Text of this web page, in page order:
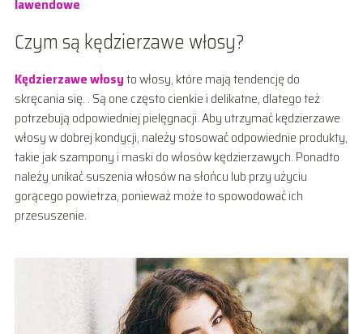
lawendowe
Czym są kędzierzawe włosy?
Kędzierzawe włosyto włosy, które mają tendencję do
skręcania się. . Są one często cienkie i delikatne, dlatego też
potrzebują odpowiedniej pielęgnacji. Aby utrzymać kędzierzawe
włosy w dobrej kondycji, należy stosować odpowiednie produkty,
takie jak szampony i maski do włosów kędzierzawych. Ponadto
należy unikać suszenia włosów na słońcu lub przy użyciu
gorącego powietrza, ponieważ może to spowodować ich
przesuszenie.